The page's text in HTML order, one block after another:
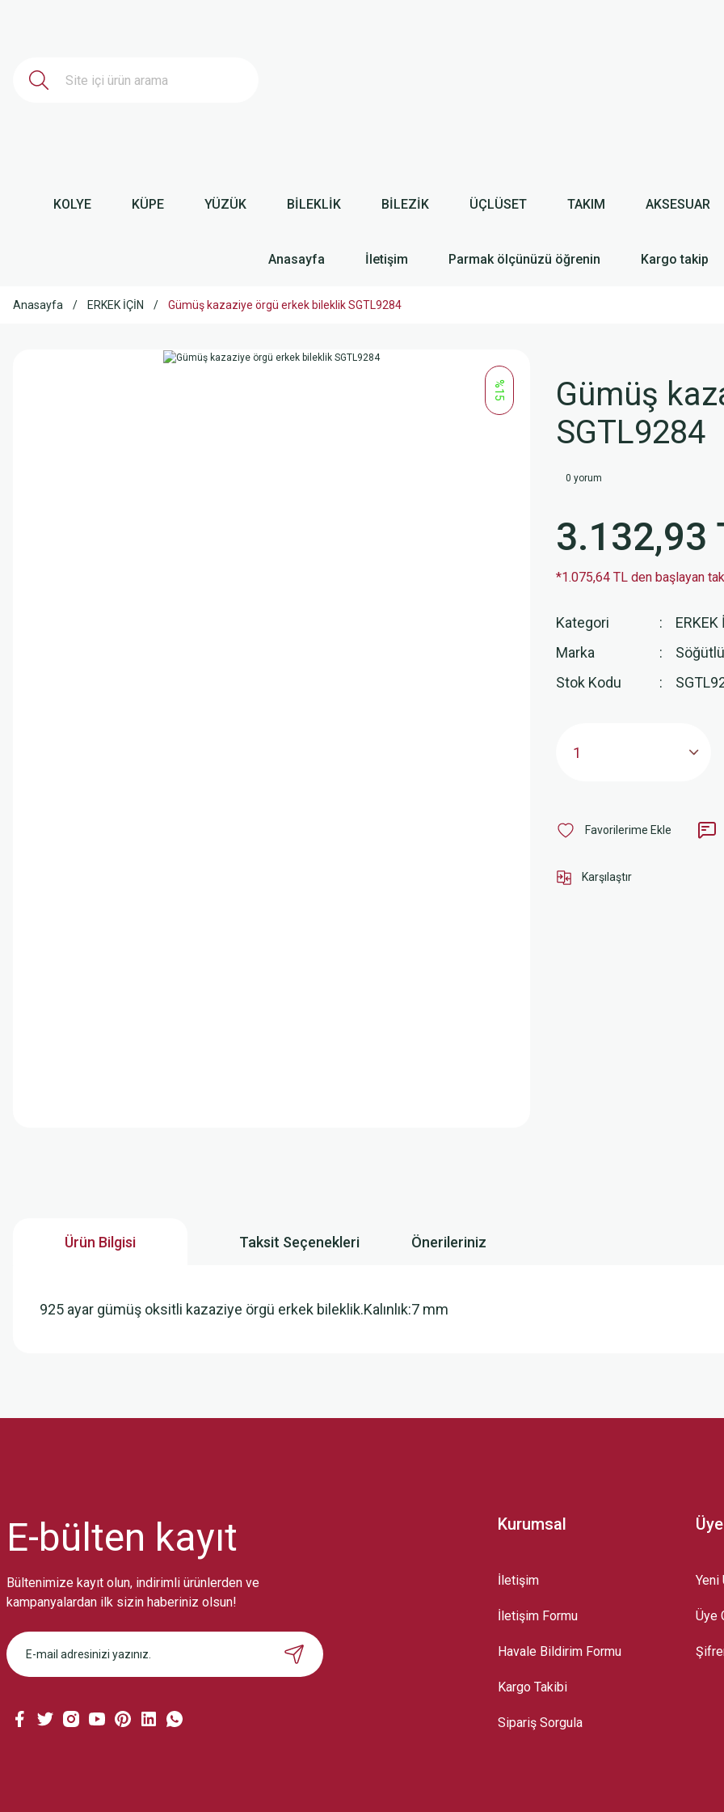
KOLYE KÜPE YÜZÜK BİLEKLİK BİLEZİK ÜÇLÜSET TAKIM AKSESUAR
Anasayfa İletişim Parmak ölçünüzü öğrenin Kargo takip
Anasayfa ERKEK İÇİN Gümüş kazaziye örgü erkek bileklik SGTL9284
%15
Gümüş
SGTL9284
0 yorum
3.132,93
*1.075,64 TL den başlayan
Kategori
ERKEK
Marka
Stok Kodu
Karşılaştır
Ürün Bilgisi Taksit Seçenekleri Önerileriniz
925 ayar gümüş oksitli kazaziye örgü erkek bileklik.Kalınlık:7 mm
Bu ürüne benzer farklı alternatifler olmalı.
Gönder
E-bülten kayıt
Bültenimize kayıt olun, indirimli ürünlerden ve
kampanyalardan ilk sizin haberiniz olsun!
Kurumsal
İletişim
İletişim Formu
Havale Bildirim Formu
Kargo Takibi
Sipariş Sorgula
Yeni
Üye